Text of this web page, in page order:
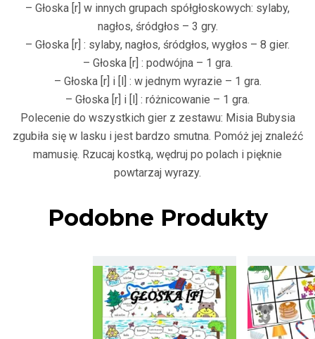
– Głoska [r] w innych grupach spółgłoskowych: sylaby,
nagłos, śródgłos – 3 gry.
– Głoska [r] : sylaby, nagłos, śródgłos, wygłos – 8 gier.
– Głoska [r] : podwójna – 1 gra.
– Głoska [r] i [l] : w jednym wyrazie – 1 gra.
– Głoska [r] i [l] : różnicowanie – 1 gra.
Polecenie do wszystkich gier z zestawu: Misia Bubysia
zgubiła się w lasku i jest bardzo smutna. Pomóż jej znaleźć
mamusię. Rzucaj kostką, wędruj po polach i pięknie
powtarzaj wyrazy.
Podobne Produkty